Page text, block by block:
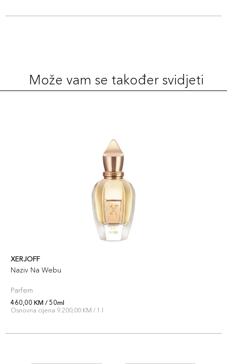
Može vam se također svidjeti
XERJOFF
Naziv Na Webu
Parfem
460,00 KM / 50ml
Osnovna cijena 9.200,00 KM / 1 l